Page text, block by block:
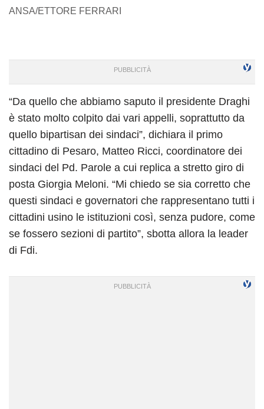
ANSA/ETTORE FERRARI
“Da quello che abbiamo saputo il presidente Draghi
è stato molto colpito dai vari appelli, soprattutto da
quello bipartisan dei sindaci”, dichiara il primo
cittadino di Pesaro, Matteo Ricci, coordinatore dei
sindaci del Pd. Parole a cui replica a stretto giro di
posta Giorgia Meloni. “Mi chiedo se sia corretto che
questi sindaci e governatori che rappresentano tutti i
cittadini usino le istituzioni così, senza pudore, come
se fossero sezioni di partito”, sbotta allora la leader
di Fdi.